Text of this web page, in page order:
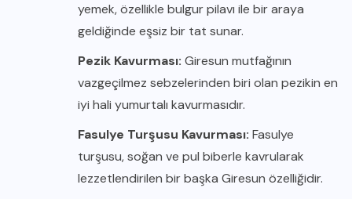
yemek, özellikle bulgur pilavı ile bir araya
geldiğinde eşsiz bir tat sunar.
Pezik Kavurması: Giresun mutfağının
vazgeçilmez sebzelerinden biri olan pezikin en
iyi hali yumurtalı kavurmasıdır.
Fasulye Turşusu Kavurması: Fasulye
turşusu, soğan ve pul biberle kavrularak
lezzetlendirilen bir başka Giresun özelliğidir.